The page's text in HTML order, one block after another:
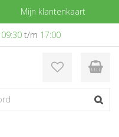
Mijn klantenkaart
09:30t/m 17:00